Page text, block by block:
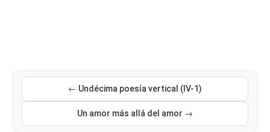
← Undécima poesía vertical (IV-1)
Un amor más allá del amor →